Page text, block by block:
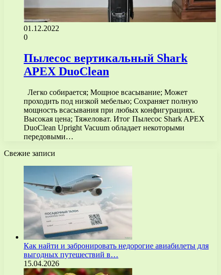
01.12.2022
0
Пылесос вертикальный Shark
APEX DuoClean
Легко собирается; Мощное всасывание; Может
проходить под низкой мебелью; Сохраняет полную
мощность всасывания при любых конфигурациях.
Высокая цена; Тяжеловат. Итог Пылесос Shark APEX
DuoClean Upright Vacuum обладает некоторыми
передовыми…
Свежие записи
Как найти и забронировать недорогие авиабилеты для
выгодных путешествий в…
15.04.2026